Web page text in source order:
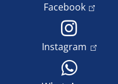
Facebook
Instagram